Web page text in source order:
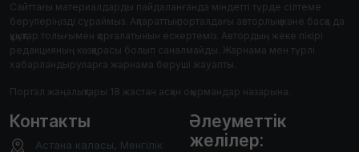
Сайттағы материалдарды пайдаланғанда міндетті түрде сілтеме
берулеріңізді сұраймыз. Ақпараттық порталдағы авторлық және басқа да
құқықтар толығымен қорғалатынын ескертеміз. Автордың жеке пікірі
редакцияның көзқарасы болып саналмайды. Жарнама мен түрлі
хабарландыруларға жарнама беруші жауапты.
Портал жаңалықтары 18 жастан асқан оқырмандар назарына.
Контакты
Астана каласы, Менгілік
Әлеуметтік
желілер: